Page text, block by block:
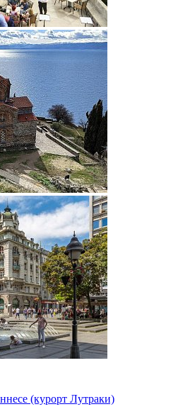
(курорт Лутраки)